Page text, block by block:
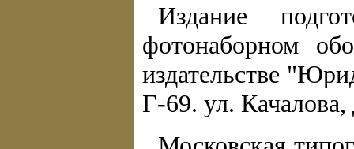
Издание
фотонаборном
издательстве
Г-69. ул. Качалова,